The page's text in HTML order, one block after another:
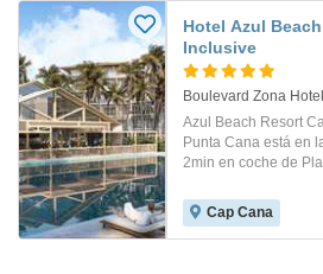
Hotel Azul
Inclusive
Boulevard Zona
Azul Beach Resort
Punta Cana está en
2min en coche de
Cap Cana